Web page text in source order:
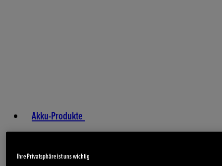
Akku-Produkte
Ihre Privatsphäre ist uns wichtig